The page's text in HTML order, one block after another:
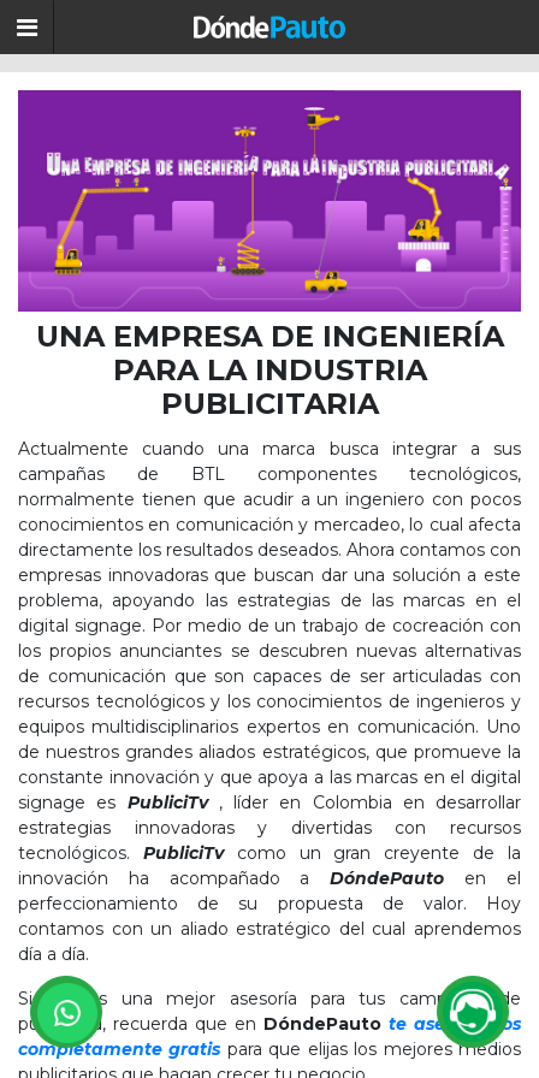
UNA EMPRESA DE INGENIERÍA
PARA LA INDUSTRIA
PUBLICITARIA
Actualmente cuando una marca busca integrar a sus
campañas de BTL componentes tecnológicos,
normalmente tienen que acudir a un ingeniero con pocos
conocimientos en comunicación y mercadeo, lo cual afecta
directamente los resultados deseados. Ahora contamos con
empresas innovadoras que buscan dar una solución a este
problema, apoyando las estrategias de las marcas en el
digital signage. Por medio de un trabajo de cocreación con
los propios anunciantes se descubren nuevas alternativas
de comunicación que son capaces de ser articuladas con
recursos tecnológicos y los conocimientos de ingenieros y
equipos multidisciplinarios expertos en comunicación. Uno
de nuestros grandes aliados estratégicos, que promueve la
constante innovación y que apoya a las marcas en el digital
signage es PubliciTv , líder en Colombia en desarrollar
estrategias innovadoras y divertidas con recursos
tecnológicos. PubliciTv
como un gran creyente de la
innovación ha acompañado aDóndePauto
en el
perfeccionamiento de su propuesta de valor. Hoy
contamos con un aliado estratégico del cual aprendemos
día a día.
Si quieres una mejor asesoría para tus campañas de
publicidad, recuerda que en DóndePauto te asesoramos
completamente gratis para que elijas los mejores medios